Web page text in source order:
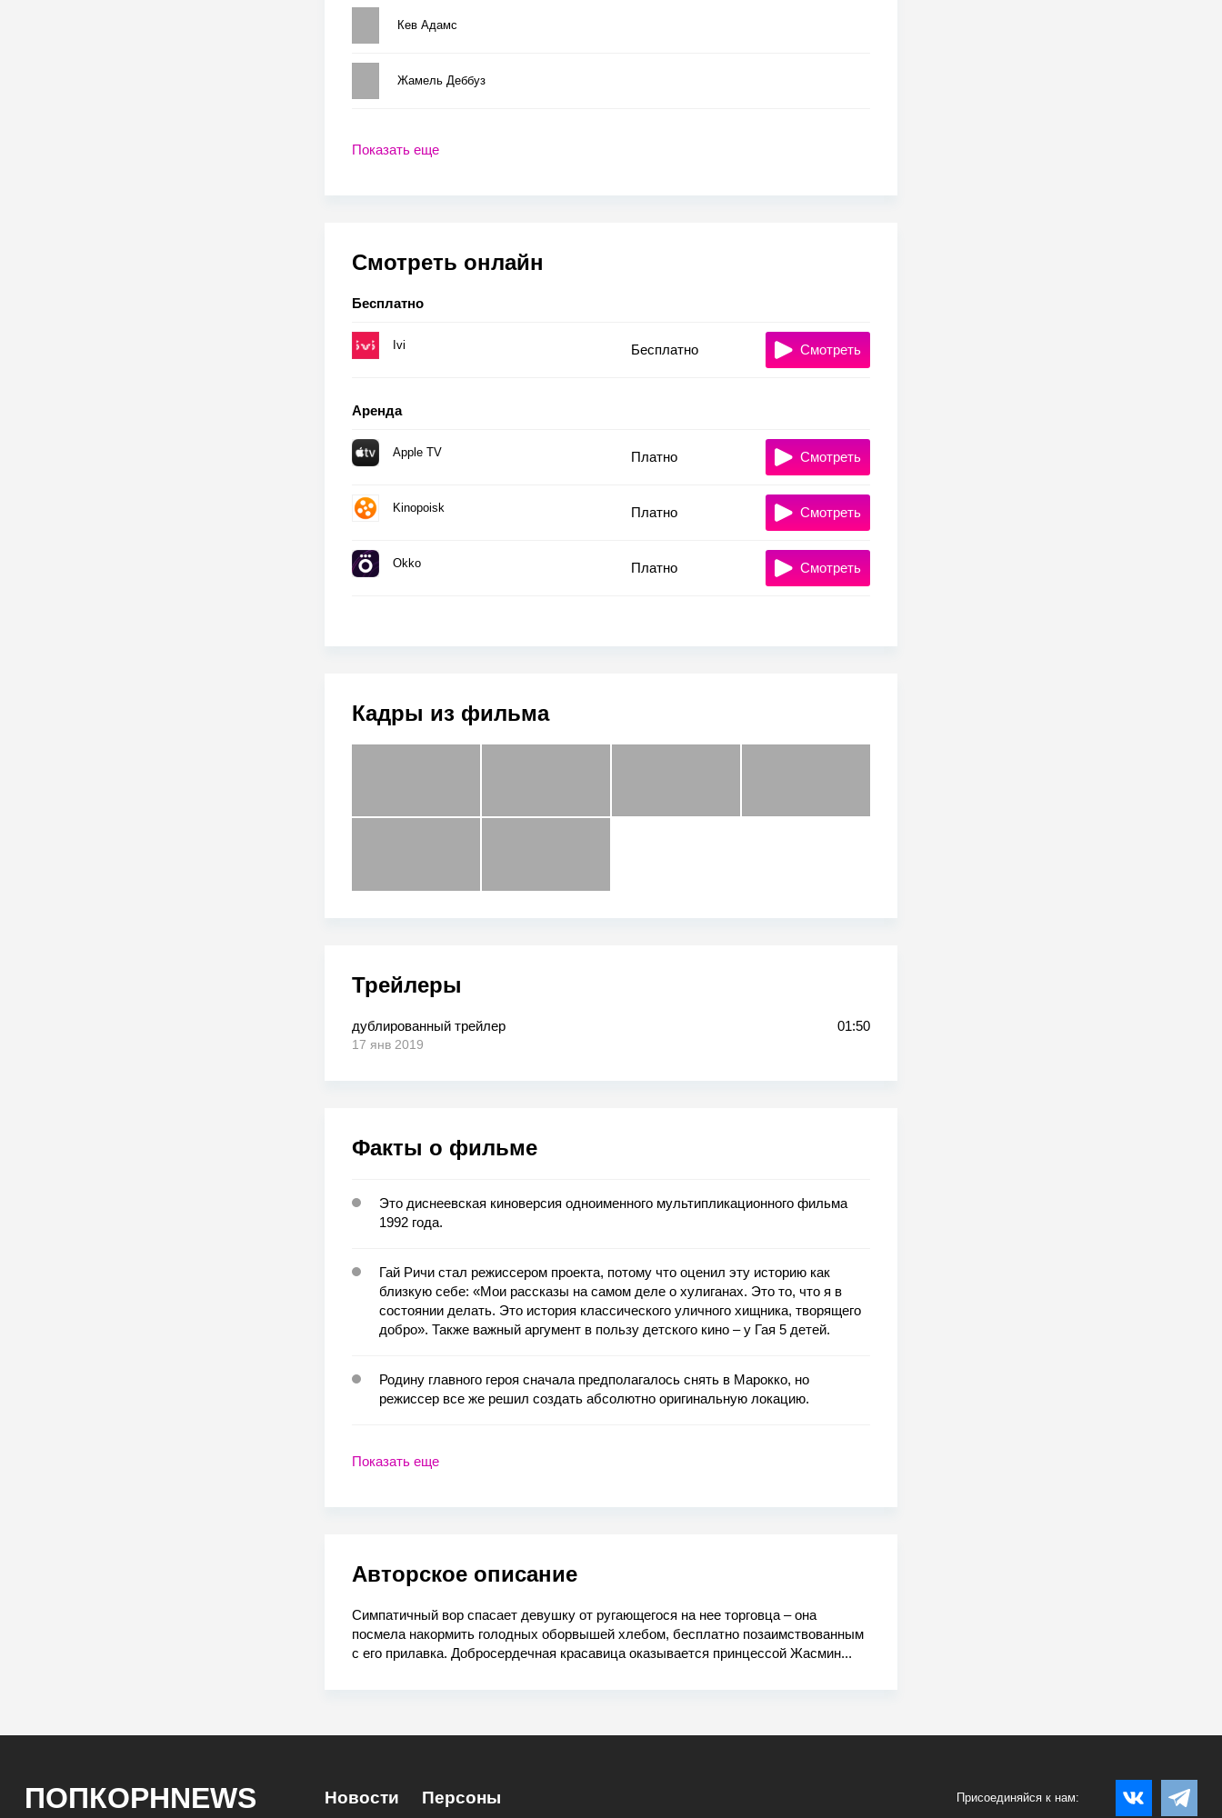
Кев Адамс
Жамель Деббуз
Показать еще
Смотреть онлайн
Бесплатно
Ivi Бесплатно Смотреть
Аренда
Apple TV Платно Смотреть
Kinopoisk Платно Смотреть
Okko Платно Смотреть
Кадры из фильма
Трейлеры
дублированный трейлер
17 янв 2019
01:50
Факты о фильме
Это диснеевская киноверсия одноименного мультипликационного фильма
1992 года.
Гай Ричи стал режиссером проекта, потому что оценил эту историю как
близкую себе: «Мои рассказы на самом деле о хулиганах. Это то, что я в
состоянии делать. Это история классического уличного хищника, творящего
добро». Также важный аргумент в пользу детского кино ‒ у Гая 5 детей.
Родину главного героя сначала предполагалось снять в Марокко, но
режиссер все же решил создать абсолютно оригинальную локацию.
Показать еще
Авторское описание
Симпатичный вор спасает девушку от ругающегося на нее торговца ‒ она
посмела накормить голодных оборвышей хлебом, бесплатно позаимствованным
с его прилавка. Добросердечная красавица оказывается принцессой Жасмин...
ПОПКОРНNEWS Новости Персоны Присоединяйся к нам: